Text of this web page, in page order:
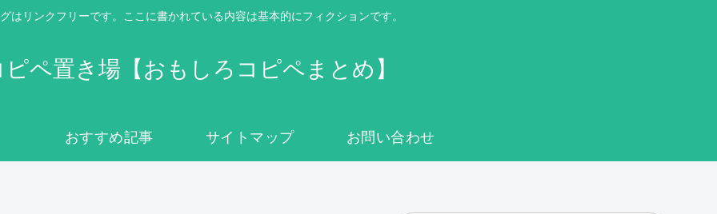
はリンクフリーです。ここに書かれている内容は基本的にフィクションです。
ピペ置き場【おもしろコピペまとめ】
おすすめ記事 サイトマップ お問い合わせ